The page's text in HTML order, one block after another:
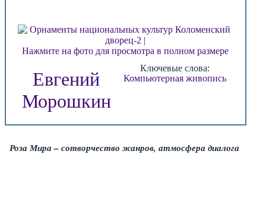
Нажмите на фото для просмотра в полном размере
Евгений
Морошкин
Ключевые слова:
Компьютерная живопись
Роза Мира – сотворчество жанров, атмосфера диалога